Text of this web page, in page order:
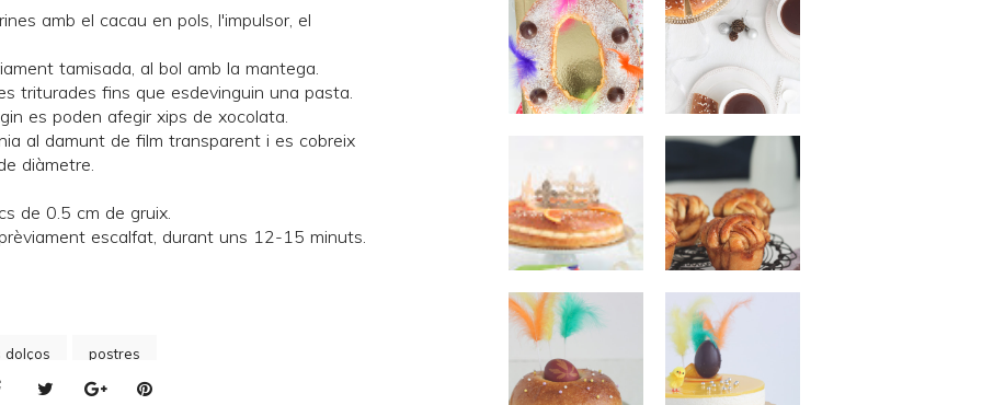
amb el cacau en pols, l'impulsor, el
tamisada, al bol amb la mantega.
triturades fins que esdevinguin una pasta.
es poden afegir xips de xocolata.
al damunt de film transparent i es cobreix
diàmetre.
de 0.5 cm de gruix.
escalfat, durant uns 12-15 minuts.
dolços postres